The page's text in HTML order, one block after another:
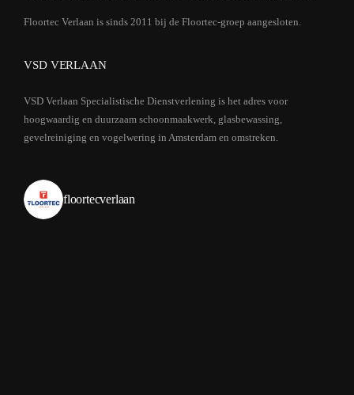
Floortec Verlaan is sinds 2011 bij de Floortec-groep aangesloten.
VSD VERLAAN
VSD Verlaan Specialistische Dienstverlening is het adres voor
hoogwaardig en duurzaam schoonmaakwerk, glasbewassing,
gevelreiniging en vogelwering in Amsterdam en omstreken.
floortecverlaan